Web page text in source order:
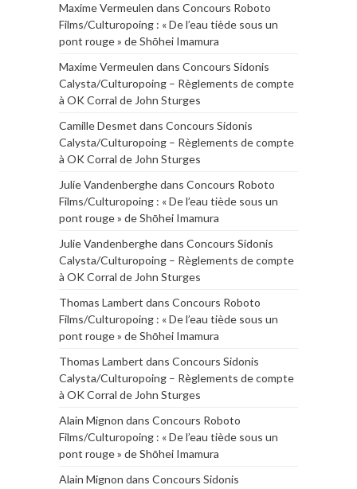
Maxime Vermeulen dans Concours Roboto
Films/Culturopoing : « De l’eau tiède sous un
pont rouge » de Shōhei Imamura
Maxime Vermeulen dans Concours Sidonis
Calysta/Culturopoing – Règlements de compte
à OK Corral de John Sturges
Camille Desmet dans Concours Sidonis
Calysta/Culturopoing – Règlements de compte
à OK Corral de John Sturges
Julie Vandenberghedans Concours Roboto
Films/Culturopoing : « De l’eau tiède sous un
pont rouge » de Shōhei Imamura
Julie Vandenberghedans Concours Sidonis
Calysta/Culturopoing – Règlements de compte
à OK Corral de John Sturges
Thomas Lambert dans Concours Roboto
Films/Culturopoing : « De l’eau tiède sous un
pont rouge » de Shōhei Imamura
Thomas Lambert dans Concours Sidonis
Calysta/Culturopoing – Règlements de compte
à OK Corral de John Sturges
Alain Mignon dans Concours Roboto
Films/Culturopoing : « De l’eau tiède sous un
pont rouge » de Shōhei Imamura
Alain Mignon dans Concours Sidonis